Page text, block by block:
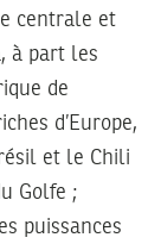
centrale et
à part les
de
d’Europe,
et le Chili
Golfe ;
puissances